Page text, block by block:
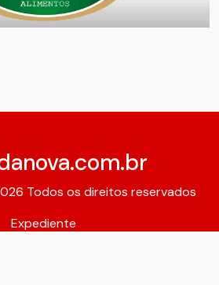
Todos os direitos reservados
Expediente